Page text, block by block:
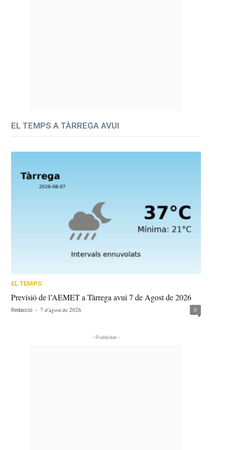
EL TEMPS A TÀRREGA AVUI
EL TEMPS
Previsió de l’AEMET a Tàrrega avui 7 de Agost de 2026
Redacció - 7 d'agost de 2026 0
- Publicitat -